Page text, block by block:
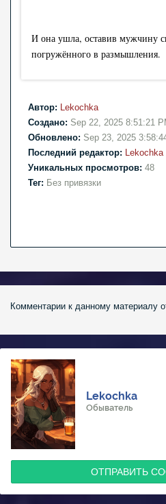
И она ушла, оставив мужчину
погружённого в размышления.
Автор: Lekochka
Создано: Sep 22, 2025 8:51:21
Обновлено: Sep 23, 2025
Последний редактор: Lekochka
Уникальных просмотров: 48
Тег: Без привязки
Комментарии к данному материалу
Lekochka
Обыватель
ОТПРАВИТЬ